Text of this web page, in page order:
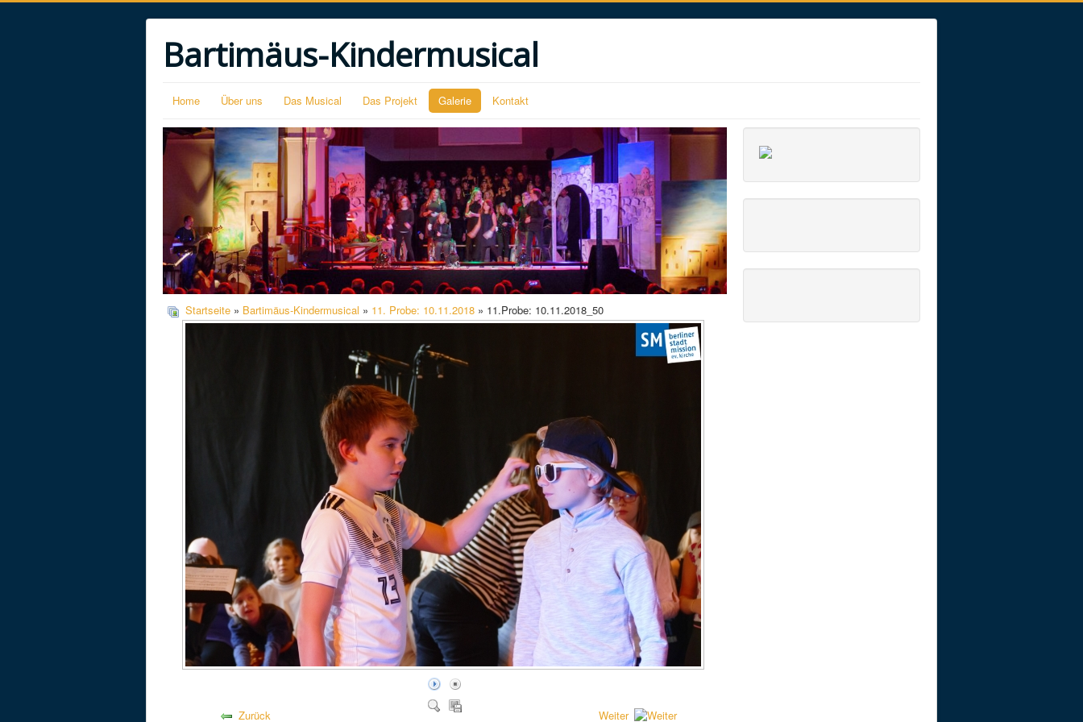
Bartimäus-Kindermusical
Home Über uns Das Musical Das Projekt Galerie Kontakt
Startseite » Bartimäus-Kindermusical » 11. Probe: 10.11.2018 » 11.Probe: 10.11.2018_50
Zurück Weiter